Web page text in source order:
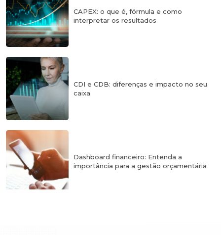
CAPEX: o que é, fórmula e como
interpretar os resultados
CDI e CDB: diferenças e impacto no seu
caixa
Dashboard financeiro: Entenda a
importância para a gestão orçamentária